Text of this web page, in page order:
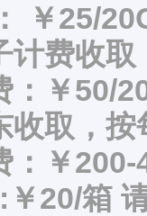
￥25/
计费收取
：￥50/
收取，
：￥
￥20/箱